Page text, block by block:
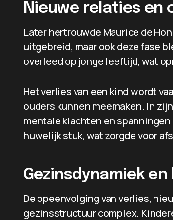
Nieuwe relaties en
Later hertrouwde Maurice de
uitgebreid, maar ook deze fase
overleed op jonge leeftijd, wat
Het verlies van een kind wordt
ouders kunnen meemaken. In
mentale klachten en
huwelijk stuk, wat zorgde voor
Gezinsdynamiek
De opeenvolging van verlies,
gezinsstructuur complex.